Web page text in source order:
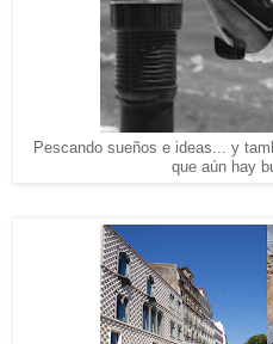
Pescando sueños e ideas... y
que aún hay